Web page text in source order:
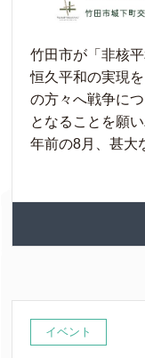
竹田市が「非核
恒久平和の実現
の方々へ戦争に
となることを願
年前の8月、甚大
イベント